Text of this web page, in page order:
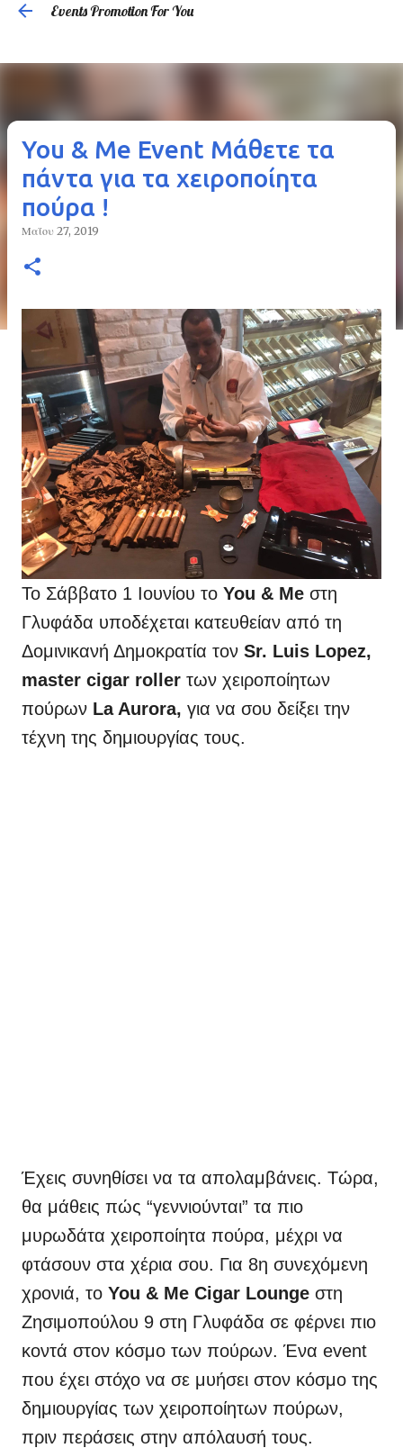
Events Promotion For You
You & Me Event Μάθετε τα
πάντα για τα χειροποίητα
πούρα !
Μαΐου 27, 2019
To​ Σάββατο 1 Ιουνίου το You & Me στη
Γλυφάδα υποδέχεται κατευθείαν από τη
Δομινικανή Δημοκρατία τον Sr. Luis Lopez,
master cigar roller των χειροποίητων
πούρων La Aurora, για να σου δείξει την
τέχνη της δημιουργίας τους.
Έχεις συνηθίσει να τα απολαμβάνεις. Τώρα,
θα μάθεις πώς “γεννιούνται” τα πιο
μυρωδάτα χειροποίητα πούρα, μέχρι να
φτάσουν στα χέρια σου. Για 8η συνεχόμενη
χρονιά, το You & Me Cigar Lounge στη
Ζησιμοπούλου 9 στη Γλυφάδα σε φέρνει πιο
κοντά στον κόσμο των πούρων. Ένα event
που έχει στόχο να σε μυήσει στον κόσμο της
δημιουργίας τ​ων χειροποίητων πούρων,
πριν περάσεις στην απόλαυσή τους.